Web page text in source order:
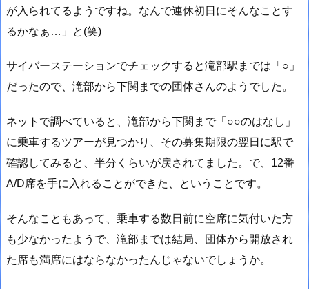
が入られてるようですね。なんで連休初日にそんなことす
るかなぁ…」と(笑)
サイバーステーションでチェックすると滝部駅までは「○」
だったので、滝部から下関までの団体さんのようでした。
ネットで調べていると、滝部から下関まで「○○のはなし」
に乗車するツアーが見つかり、その募集期限の翌日に駅で
確認してみると、半分くらいが戻されてました。で、12番
A/D席を手に入れることができた、ということです。
そんなこともあって、乗車する数日前に空席に気付いた方
も少なかったようで、滝部までは結局、団体から開放され
た席も満席にはならなかったんじゃないでしょうか。